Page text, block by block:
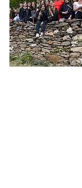
Social
&
Equality,
Climate
Increase in